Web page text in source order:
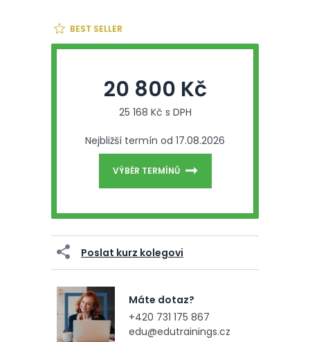
BEST SELLER
20 800 Kč
25 168 Kč s DPH
Nejbližší termín od 17.08.2026
VÝBĚR TERMÍNŮ
Poslat kurz kolegovi
Máte dotaz?
+420 731 175 867
edu@edutrainings.cz